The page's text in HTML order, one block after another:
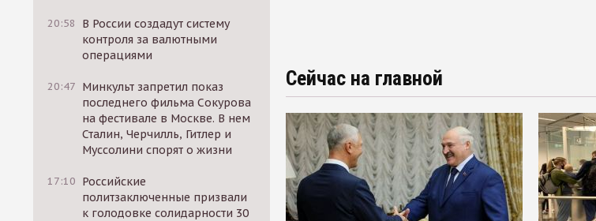
20:58
В России создадут систему
контроля за валютными
операциями
20:47 Минкульт запретил показ
последнего фильма Сокурова
на фестивале в Москве. В нем
Сталин, Черчилль, Гитлер и
Муссолини спорят о жизни
17:10 Российские
политзаключенные призвали
к голодовке солидарности 30
Сейчас на главной